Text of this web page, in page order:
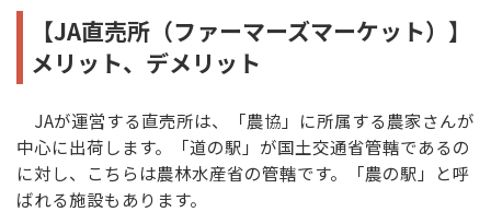
【JA直売所（ファーマーズマーケット）】
メリット、デメリット
JAが運営する直売所は、「農協」に所属する農家さんが
中心に出荷します。「道の駅」が国土交通省管轄であるの
に対し、こちらは農林水産省の管轄です。「農の駅」と呼
ばれる施設もあります。